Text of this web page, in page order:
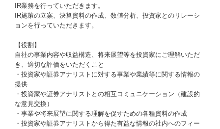
IR業務を行っていただきます。
IR施策の立案、決算資料の作成、数値分析、投資家とのリレーシ
ョンを行っていただきます。
【役割】
自社の事業内容や収益構造、将来展望等を投資家にご理解いただ
き、適切な評価をいただくこと
・投資家や証券アナリストに対する事業や業績等に関する情報の
提供
・投資家や証券アナリストとの相互コミュニケーション（建設的
な意見交換）
・事業や将来展望に関する理解を促すための各種資料の作成
・投資家や証券アナリストから得た有益な情報の社内へのフィー